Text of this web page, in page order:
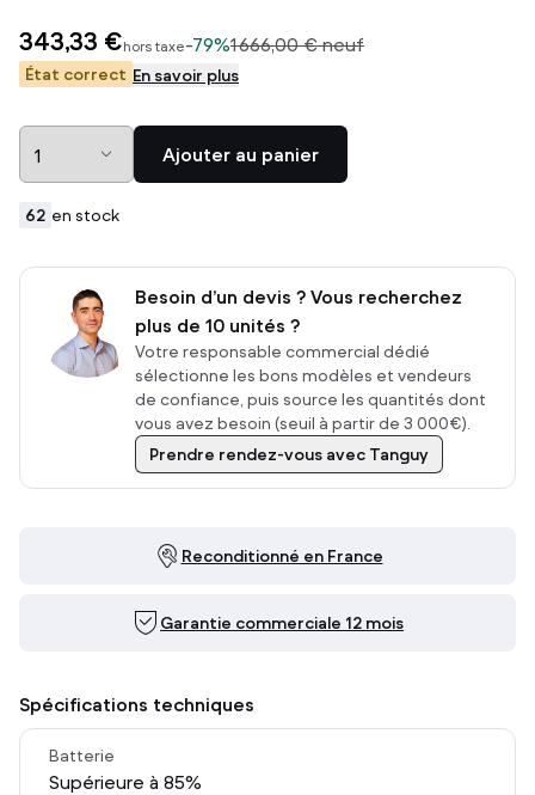
343,33 €hors taxe-79%1 666,00 € neuf
État correct En savoir plus
Ajouter au panier
62 en stock
Besoin d’un devis ? Vous recherchez
plus de 10 unités ?
Votre responsable commercial dédié
sélectionne les bons modèles et vendeurs
de confiance, puis source les quantités dont
vous avez besoin (seuil à partir de 3 000€).
Prendre rendez-vous avec Tanguy
Reconditionné en France
Garantie commerciale 12 mois
Spécifications techniques
Batterie
Supérieure à 85%